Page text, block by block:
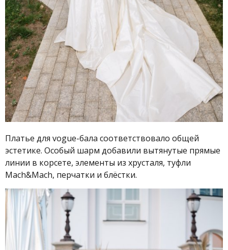
Платье для vogue-бала соответствовало общей
эстетике. Особый шарм добавили вытянутые прямые
линии в корсете, элементы из хрусталя, туфли
Mach&Mach, перчатки и блёстки.